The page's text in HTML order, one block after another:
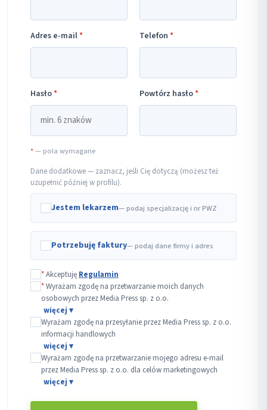
Adres e-mail* Telefon *
Hasło* Powtórz hasło*
*— pola wymagane
Dane dodatkowe — zaznacz, jeśli Cię dotyczą (możesz też
uzupełnić później w profilu).
Jestem lekarzem— podaj specjalizację i nr PWZ
Potrzebuję faktury— podaj dane firmy i adres
*Akceptuję Regulamin
*Wyrażam zgodę na przetwarzanie moich danych
osobowych przez Media Press sp. z o.o.
Wyrażam zgodę na przesyłanie przez Media Press sp. z o.o.
informacji handlowych
Wyrażam zgodę na przetwarzanie mojego adresu e-mail
przez Media Press sp. z o.o. dla celów marketingowych